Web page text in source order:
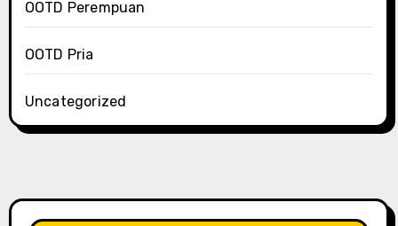
OOTD Perempuan
OOTD Pria
Uncategorized